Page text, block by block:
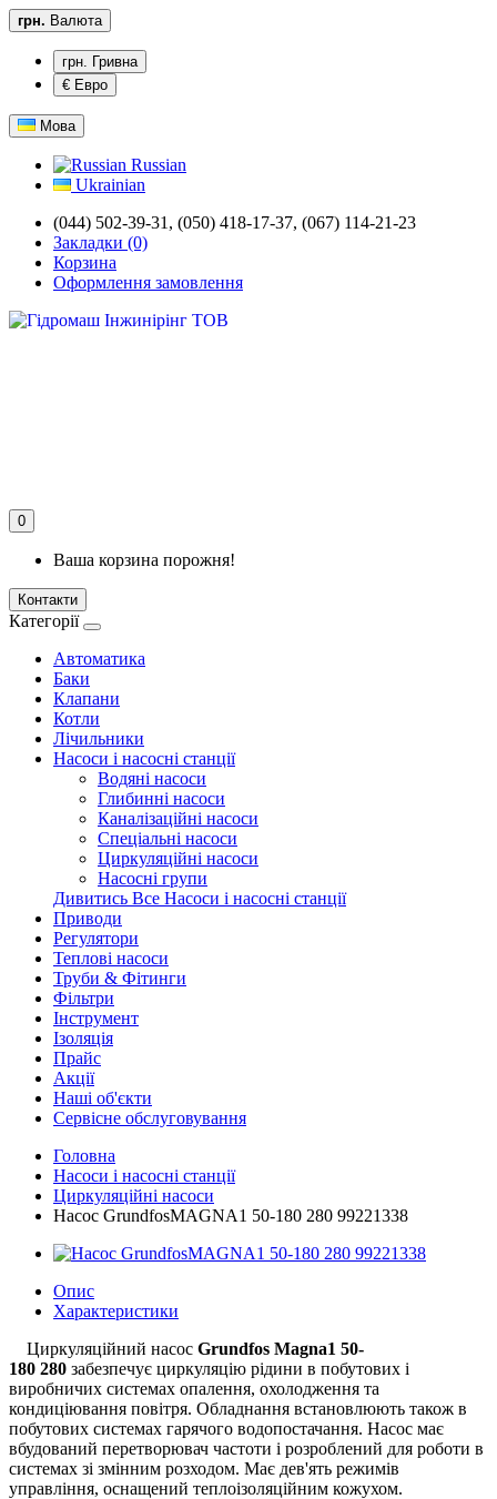
грн. Валюта
грн. Гривна
€ Евро
Мова
Russian
Ukrainian
(044) 502-39-31, (050) 418-17-37, (067) 114-21-23
Закладки (0)
Корзина
Оформлення замовлення
0
Ваша корзина порожня!
Контакти
Категорії
Автоматика
Баки
Клапани
Котли
Лічильники
Насоси і насосні станції
Водяні насоси
Глибинні насоси
Каналізаційні насоси
Спеціальні насоси
Циркуляційні насоси
Насосні групи
Дивитись Все Насоси і насосні станції
Приводи
Регулятори
Теплові насоси
Труби & Фітинги
Фільтри
Інструмент
Ізоляція
Прайс
Акції
Наші об'єкти
Сервісне обслуговування
Головна
Насоси і насосні станції
Циркуляційні насоси
Насос GrundfosMAGNA1 50-180 280 99221338
Опис
Характеристики
Циркуляційний насос Grundfos Magna1 50-
180 280 забезпечує циркуляцію рідини в побутових і
виробничих системах опалення, охолодження та
кондиціювання повітря. Обладнання встановлюють також в
побутових системах гарячого водопостачання. Насос має
вбудований перетворювач частоти і розроблений для роботи в
системах зі змінним розходом. Має дев'ять режимів
управління, оснащений теплоізоляційним кожухом.